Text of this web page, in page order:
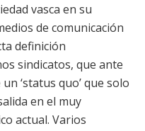
vasca en su
de comunicación
definición
sindicatos, que ante
‘status quo’ que solo
en el muy
actual. Varios